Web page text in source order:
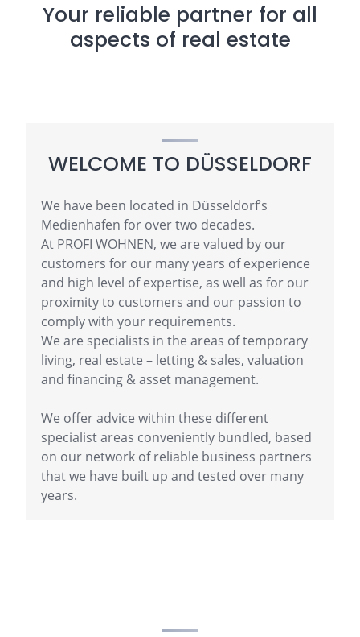
Your reliable partner for all
aspects of real estate
WELCOME TO DÜSSELDORF
We have been located in Düsseldorf’s
Medienhafen for over two decades.
At PROFI WOHNEN, we are valued by our
customers for our many years of experience
and high level of expertise, as well as for our
proximity to customers and our passion to
comply with your requirements.
We are specialists in the areas of temporary
living, real estate – letting & sales, valuation
and financing & asset management.
We offer advice within these different
specialist areas conveniently bundled, based
on our network of reliable business partners
that we have built up and tested over many
years.